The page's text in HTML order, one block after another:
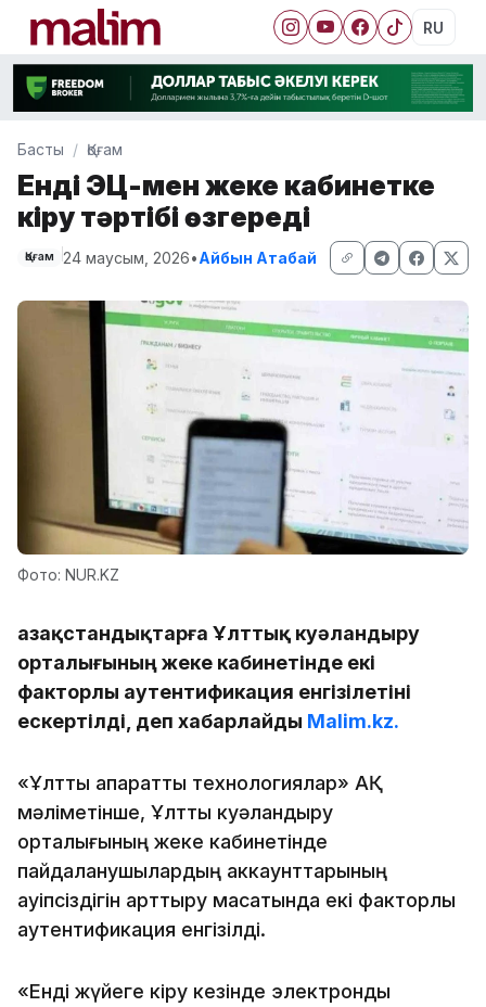
RU
Басты Қоғам
Енді ЭЦҚ-мен жеке кабинетке
кіру тәртібі өзгереді
Қоғам 24 маусым, 2026•Айбын Атабай
Фото: NUR.KZ
Қазақстандықтарға Ұлттық куәландыру
орталығының жеке кабинетінде екі
факторлы аутентификация енгізілетіні
ескертілді, деп хабарлайды Malim.kz.
«Ұлттық ақпараттық технологиялар» АҚ
мәліметінше, Ұлттық куәландыру
орталығының жеке кабинетінде
пайдаланушылардың аккаунттарының
қауіпсіздігін арттыру мақсатында екі факторлы
аутентификация енгізілді.
«Енді жүйеге кіру кезінде электрондық